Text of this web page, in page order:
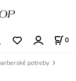
0
potreby